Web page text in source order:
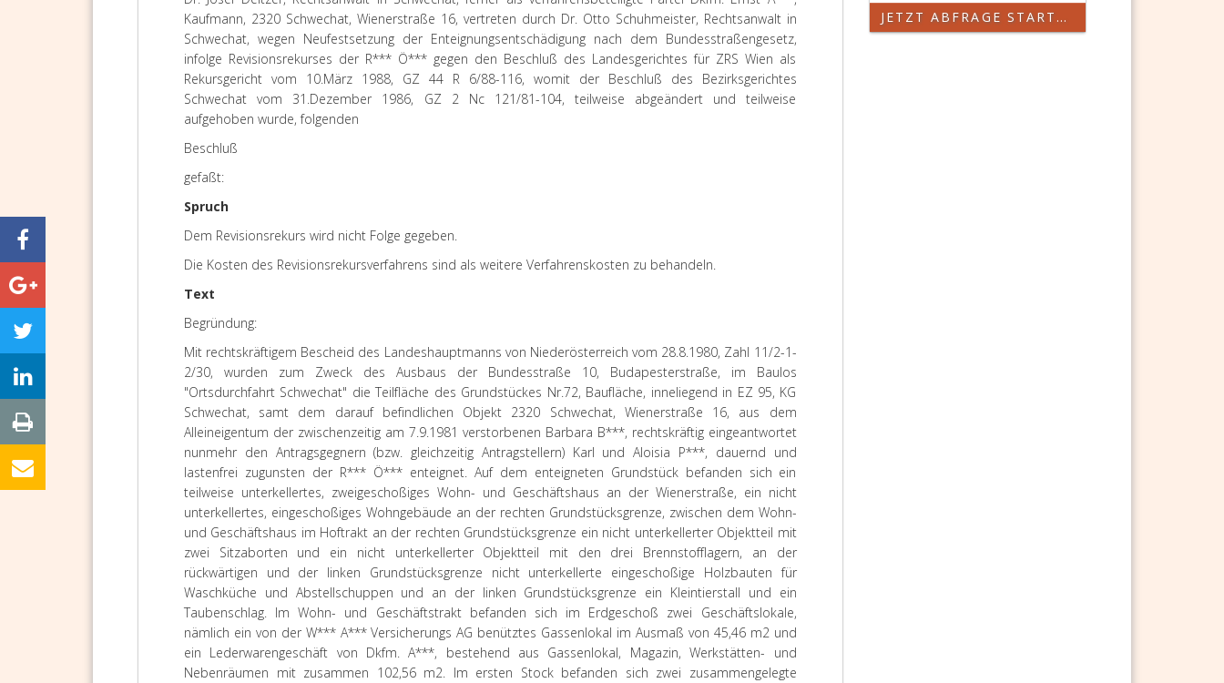
Kaufmann, 2320 Schwechat, Wienerstraße 16, vertreten durch Dr. Otto Schuhmeister, Rechtsanwalt in
Schwechat, wegen Neufestsetzung der Enteignungsentschädigung nach dem Bundesstraßengesetz,
infolge Revisionsrekurses der R*** Ö*** gegen den Beschluß des Landesgerichtes für ZRS Wien als
Rekursgericht vom 10.März 1988, GZ 44 R 6/88-116, womit der Beschluß des Bezirksgerichtes
Schwechat vom 31.Dezember 1986, GZ 2 Nc 121/81-104, teilweise abgeändert und teilweise
aufgehoben wurde, folgenden
Beschluß
gefaßt:
Spruch
Dem Revisionsrekurs wird nicht Folge gegeben.
Die Kosten des Revisionsrekursverfahrens sind als weitere Verfahrenskosten zu behandeln.
Text
Begründung:
Mit rechtskräftigem Bescheid des Landeshauptmanns von Niederösterreich vom 28.8.1980, Zahl 11/2-1-
2/30, wurden zum Zweck des Ausbaus der Bundesstraße 10, Budapesterstraße, im Baulos
"Ortsdurchfahrt Schwechat" die Teilfläche des Grundstückes Nr.72, Baufläche, inneliegend in EZ 95, KG
Schwechat, samt dem darauf befindlichen Objekt 2320 Schwechat, Wienerstraße 16, aus dem
Alleineigentum der zwischenzeitig am 7.9.1981 verstorbenen Barbara B***, rechtskräftig eingeantwortet
nunmehr den Antragsgegnern (bzw. gleichzeitig Antragstellern) Karl und Aloisia P***, dauernd und
lastenfrei zugunsten der R*** Ö*** enteignet. Auf dem enteigneten Grundstück befanden sich ein
teilweise unterkellertes, zweigeschoßiges Wohn- und Geschäftshaus an der Wienerstraße, ein nicht
unterkellertes, eingeschoßiges Wohngebäude an der rechten Grundstücksgrenze, zwischen dem Wohn-
und Geschäftshaus im Hoftrakt an der rechten Grundstücksgrenze ein nicht unterkellerter Objektteil mit
zwei Sitzaborten und ein nicht unterkellerter Objektteil mit den drei Brennstofflagern, an der
rückwärtigen und der linken Grundstücksgrenze nicht unterkellerte eingeschoßige Holzbauten für
Waschküche und Abstellschuppen und an der linken Grundstücksgrenze ein Kleintierstall und ein
Taubenschlag. Im Wohn- und Geschäftstrakt befanden sich im Erdgeschoß zwei Geschäftslokale,
nämlich ein von der W*** A*** Versicherungs AG benütztes Gassenlokal im Ausmaß von 45,46 m2 und
ein Lederwarengeschäft von Dkfm. A***, bestehend aus Gassenlokal, Magazin, Werkstätten- und
Nebenräumen mit zusammen 102,56 m2. Im ersten Stock befanden sich zwei zusammengelegte
JETZT ABFRAGE STARTEN